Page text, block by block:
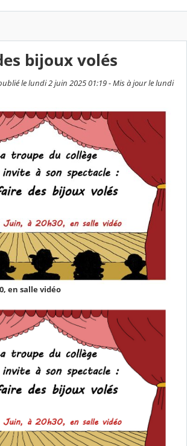
bijoux volés
publié le lundi 2 juin 2025 01:19 - Mis à jour le lundi
en salle vidéo